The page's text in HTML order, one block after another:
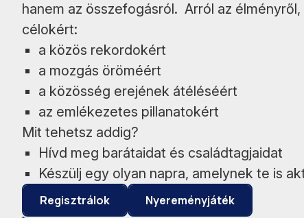
hanem az összefogásról. Arról az
célokért:
a közös rekordokért
a mozgás öröméért
a közösség erejének átéléséért
az emlékezetes pillanatokért
Mit tehetsz addig?
Hívd meg barátaidat és családtagjaidat
Készülj egy olyan napra, amelynek te is
Regisztrálok Nyereményjáték